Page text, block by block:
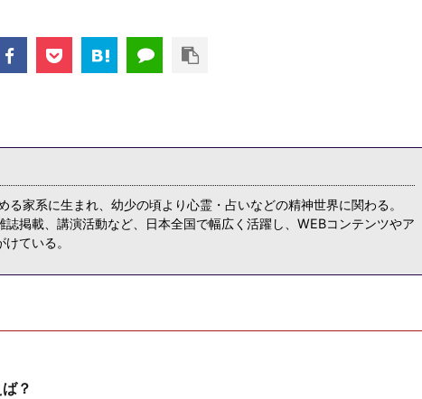
る家系に生まれ、幼少の頃より心霊・占いなどの精神世界に関わる。
掲載、講演活動など、日本全国で幅広く活躍し、WEBコンテンツやア
ている。
？